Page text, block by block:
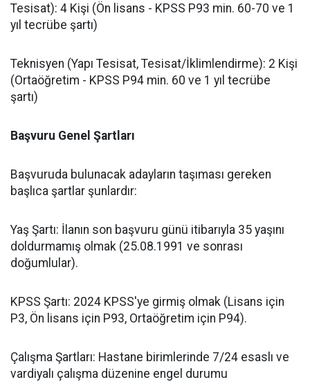
Tesisat): 4 Kişi (Ön lisans - KPSS P93 min. 60-70 ve 1
yıl tecrübe şartı)
​Teknisyen (Yapı Tesisat, Tesisat/İklimlendirme): 2 Kişi
(Ortaöğretim - KPSS P94 min. 60 ve 1 yıl tecrübe
şartı)
Başvuru Genel Şartları
​Başvuruda bulunacak adayların taşıması gereken
başlıca şartlar şunlardır:
​Yaş Şartı: İlanın son başvuru günü itibarıyla 35 yaşını
doldurmamış olmak (25.08.1991 ve sonrası
doğumlular).
​KPSS Şartı: 2024 KPSS'ye girmiş olmak (Lisans için
P3, Ön lisans için P93, Ortaöğretim için P94).
​Çalışma Şartları: Hastane birimlerinde 7/24 esaslı ve
vardiyalı çalışma düzenine engel durumu